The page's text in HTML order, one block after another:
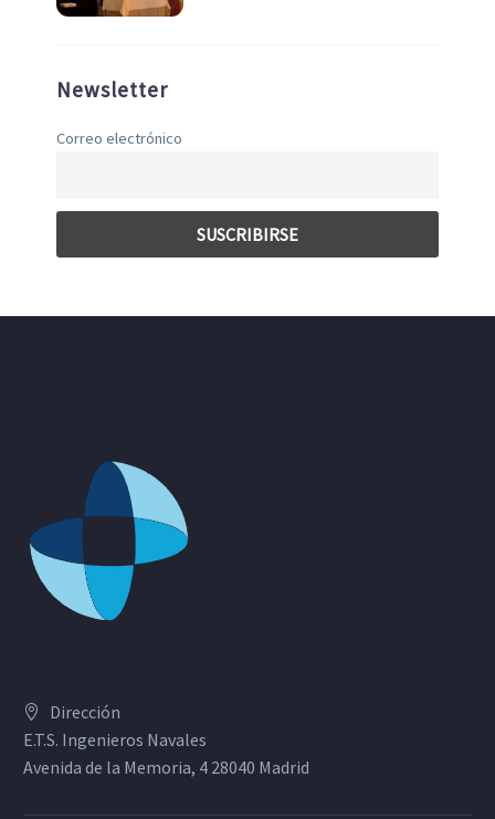
Newsletter
Correo electrónico
Dirección
E.T.S. Ingenieros Navales
Avenida de la Memoria, 4 28040 Madrid